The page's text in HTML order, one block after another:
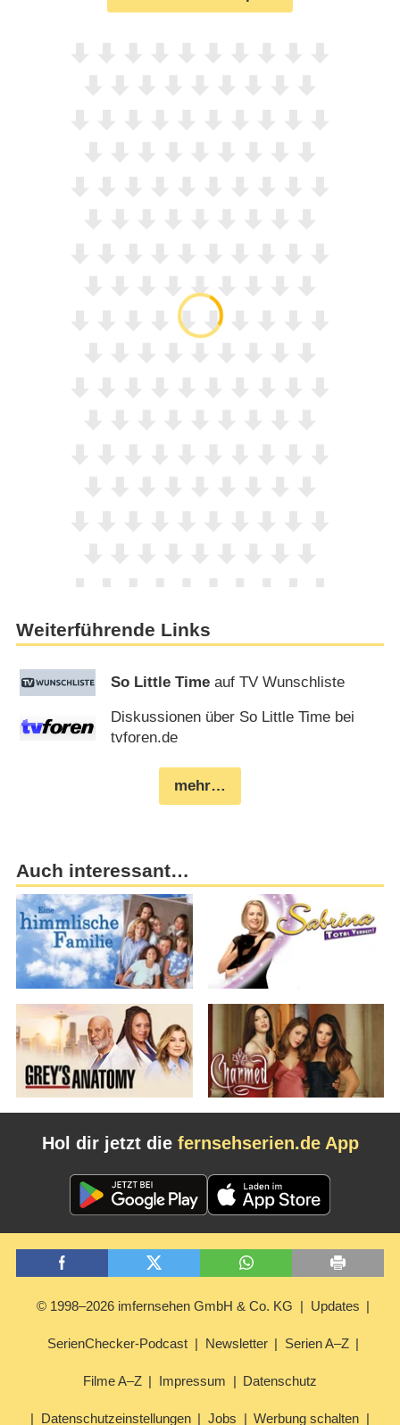
Weiterführende Links
So Little Time auf TV Wunschliste
Diskussionen über So Little Time bei
tvforen.de
mehr…
Auch interessant…
Hol dir jetzt die fernsehserien.de App
© 1998–2026 imfernsehen GmbH & Co. KG Updates
SerienChecker-Podcast Newsletter Serien A–Z
Filme A–Z Impressum Datenschutz
Datenschutzeinstellungen Jobs Werbung schalten